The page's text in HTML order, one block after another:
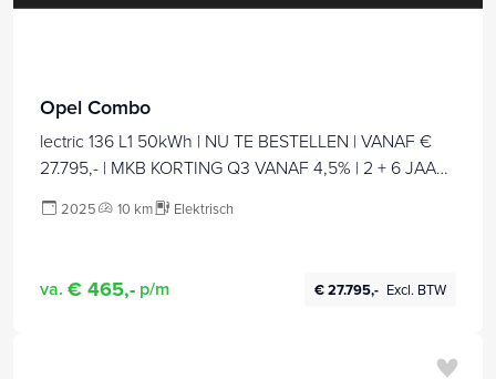
Opel Combo
lectric 136 L1 50kWh | NU TE BESTELLEN | VANAF €
27.795,- | MKB KORTING Q3 VANAF 4,5% | 2 + 6 JAAR
2025 10 km Elektrisch
va. € 465,- p/m € 27.795,- Excl. BTW